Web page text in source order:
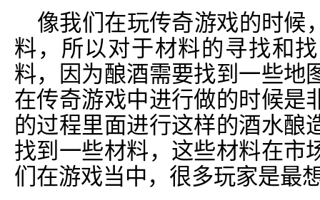
像我们在玩传奇游戏的时候
料，所以对于材料的寻找和
料，因为酿酒需要找到一些地
在传奇游戏中进行做的时候是
的过程里面进行这样的酒水酿
找到一些材料，这些材料在市
们在游戏当中，很多玩家是最